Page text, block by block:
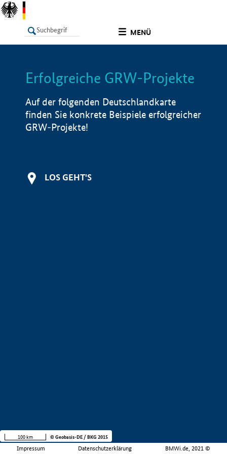
MENÜ
LISTE Info
Erfolgreiche GRW-Projekte
Auf der folgenden Deutschlandkarte
finden Sie konkrete Beispiele erfolgreicher
GRW-Projekte!
LOS GEHT'S
Impressum Datenschutzerklärung BMWi.de, 2021 ©
100 km © Geobasis-DE / BKG 2015